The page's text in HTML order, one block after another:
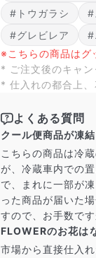
届いたお花に
もし届いたお花に
あった場合は、些
ださい。ご返金に
#トウガラシ
#
#グレビレア
#
※こちらの商品はグ
* ご注文後のキャン
* 仕入れの都合上、
よくある質問
クール便商品が凍
こちらの商品は冷
が、冷蔵車内での
で、まれに一部が
った商品が届いた
すので、お手数で
FLOWERのお花は
市場から直接仕入